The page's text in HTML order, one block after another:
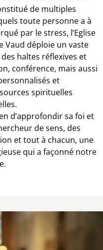
de multiples
toute personne a à
par le stress, l’Eglise
Vaud déploie un vaste
haltes réflexives et
conférence, mais aussi
et
spirituelles
d’approfondir sa foi et
de sens, des
et tout à chacun, une
qui a façonné notre